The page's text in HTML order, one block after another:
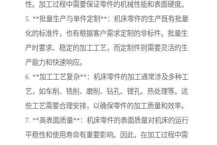
性。加工过程中需要保证零件的机械性能和表面硬度。
5. **批量生产与单件定制**：机床零件的生产既有批量
化的标准件，也有根据客户需求定制的非标件。批量生
产时要求、稳定的加工工艺，而定制件则需要灵活的生
产能力和快速响应。
6. **加工工艺复杂**：机床零件的加工通常涉及多种工
艺，如车削、铣削、磨削、钻孔、镗孔、热处理等。这
些工艺需要合理安排，以确保零件的加工质量和效率。
7. **高表面质量**：机床零件的表面质量对机床的运行
平稳性和使用寿命有重要影响。因此，在加工过程中需